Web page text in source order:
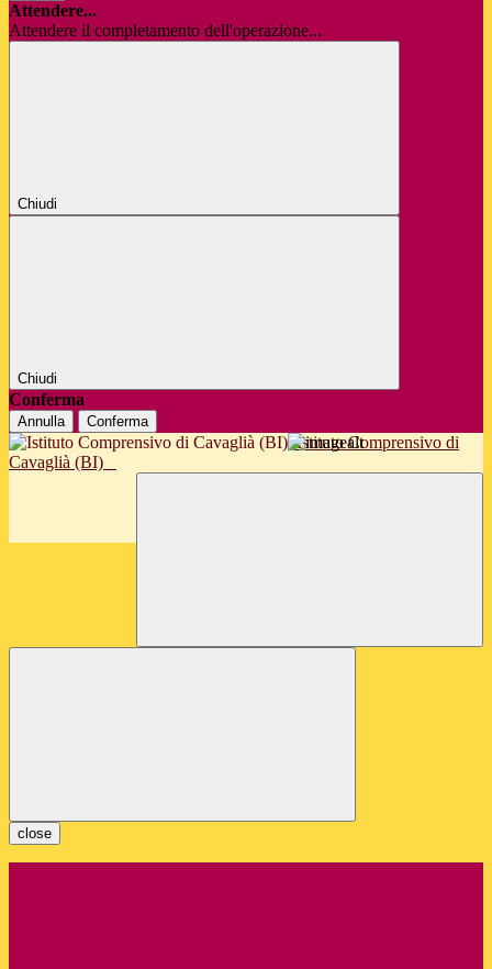
Attendere...
Attendere il completamento dell'operazione...
Chiudi
Chiudi
Conferma
Annulla Conferma
Istituto Comprensivo di
Cavaglià (BI)
close